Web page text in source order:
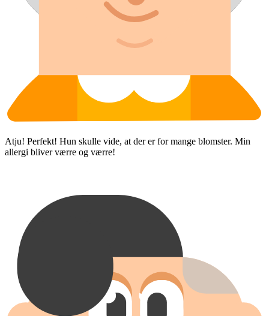
Atju! Perfekt! Hun skulle vide, at der er for mange blomster. Min
allergi bliver værre og værre!